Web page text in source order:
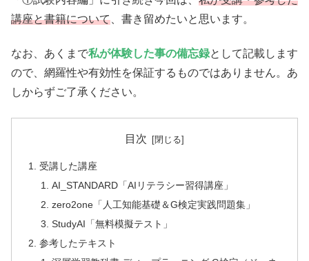
講座と書籍について 、書き留めたいと思います。
なお、あくまで私が体験した事の備忘録として記載します
ので、網羅性や有効性を保証するものではありません。あ
しからずご了承ください。
目次
受講した講座
AI_STANDARD「AIリテラシー習得講座」
zero2one「人工知能基礎＆G検定実践問題集」
StudyAI「無料模擬テスト」
参考したテキスト